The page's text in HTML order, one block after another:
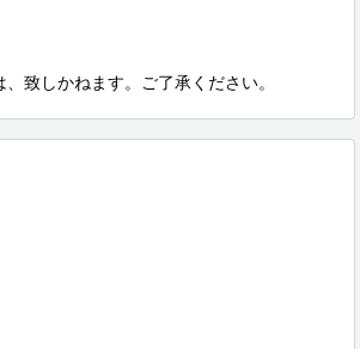
致しかねます。ご了承ください。